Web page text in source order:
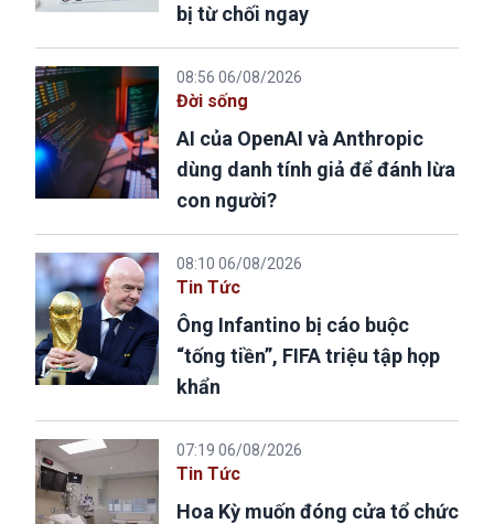
bị từ chối ngay
08:56 06/08/2026
Đời sống
AI của OpenAI và Anthropic
dùng danh tính giả để đánh lừa
con người?
08:10 06/08/2026
Tin Tức
Ông Infantino bị cáo buộc
“tống tiền”, FIFA triệu tập họp
khẩn
07:19 06/08/2026
Tin Tức
Hoa Kỳ muốn đóng cửa tổ chức